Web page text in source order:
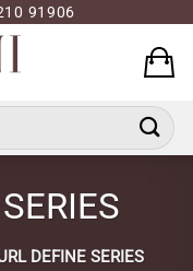
91906
DEFINE SERIES